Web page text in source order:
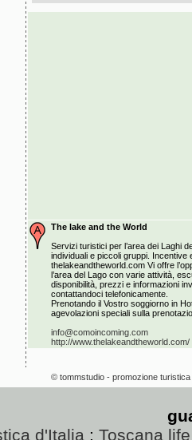
The lake and the World
Servizi turistici per l’area dei Laghi
individuali e piccoli gruppi. Incentive
thelakeandtheworld.com Vi offre
l’area del Lago con varie attività,
disponibilità, prezzi e informazioni
contattandoci telefonicamente.
Prenotando il Vostro soggiorno in
agevolazioni speciali sulla
info@comoincoming.com
http://www.thelakeandtheworld.com/
© tommstudio - promozione turistica
d'Italia : Toscana